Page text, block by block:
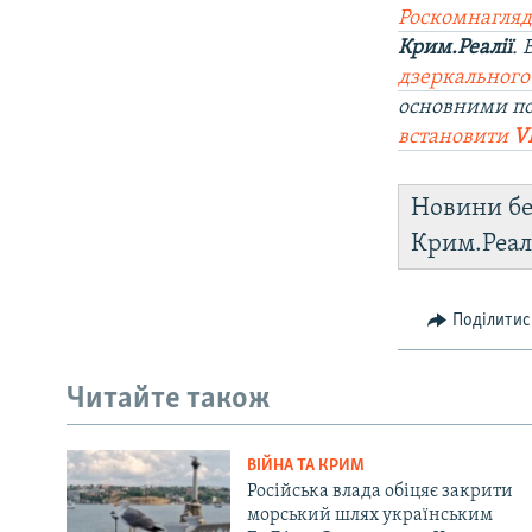
Крим.Реалії.
основними
встановити
Новини
Читайте також
ВІЙНА ТА КРИМ
Російська влада обіцяє закрити
морський шлях українським